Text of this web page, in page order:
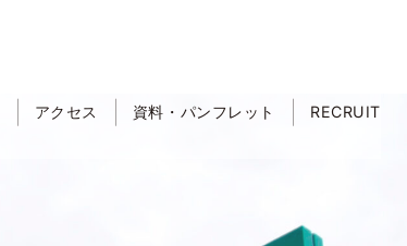
アクセス 資料・パンフレット RECRUIT